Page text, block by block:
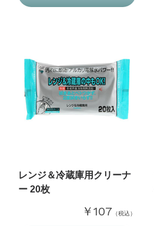
レンジ＆冷蔵庫用クリーナ
ー 20枚
￥107 （税込）